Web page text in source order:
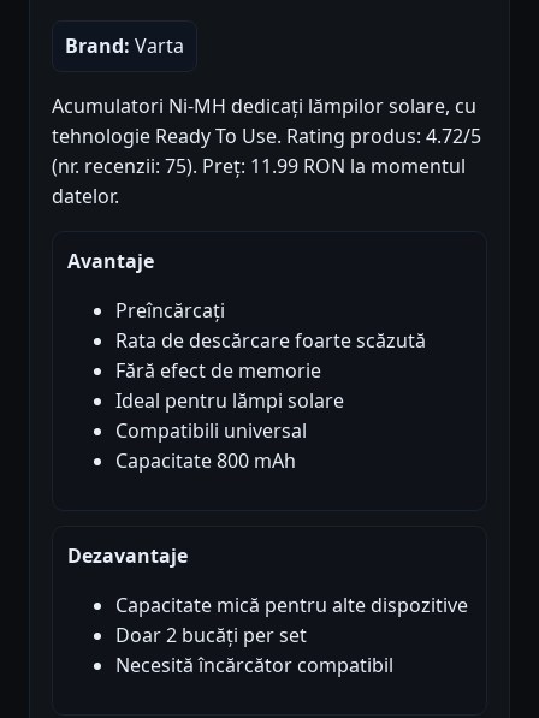
Brand: Varta
Acumulatori Ni-MH dedicați lămpilor solare, cu
tehnologie Ready To Use. Rating produs: 4.72/5
(nr. recenzii: 75). Preț: 11.99 RON la momentul
datelor.
Avantaje
Preîncărcați
Rata de descărcare foarte scăzută
Fără efect de memorie
Ideal pentru lămpi solare
Compatibili universal
Capacitate 800 mAh
Dezavantaje
Capacitate mică pentru alte dispozitive
Doar 2 bucăți per set
Necesită încărcător compatibil